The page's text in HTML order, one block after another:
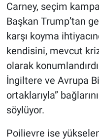
Carney, seçim
Başkan Trump’tan
karşı koyma
kendisini, mevcut
olarak
İngiltere ve Avrupa
ortaklarıyla”
söylüyor.
Poilievre ise